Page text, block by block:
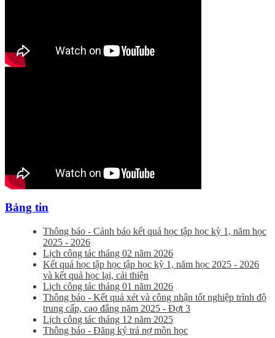
Bảng tin
Thông báo - Cảnh báo kết quả học tập học kỳ 1, năm học
2025 - 2026
Lịch công tác tháng 02 năm 2026
Kết quả học tập học tập học kỳ 1, năm học 2025 - 2026
và kết quả học lại, cải thiện
Lịch công tác tháng 01 năm 2026
Thông báo - Kết quả xét và công nhận tốt nghiệp trình độ
trung cấp, cao đẳng năm 2025 - Đợt 3
Lịch công tác tháng 12 năm 2025
Thông báo - Đăng ký trả nợ môn học